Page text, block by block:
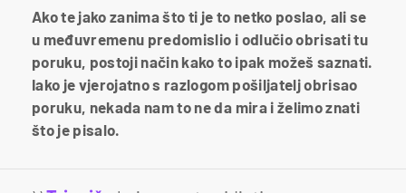
Ako te jako zanima što ti je to netko poslao, ali se
u međuvremenu predomislio i odlučio obrisati tu
poruku, postoji način kako to ipak možeš saznati.
Iako je vjerojatno s razlogom pošiljatelj obrisao
poruku, nekada nam to ne da mira i želimo znati
što je pisalo.